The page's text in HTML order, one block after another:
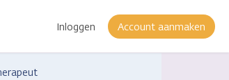
Inloggen Account aanmaken